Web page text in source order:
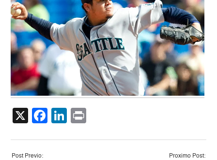
X Facebook
LinkedIn
Post Previo: Proximo Post: